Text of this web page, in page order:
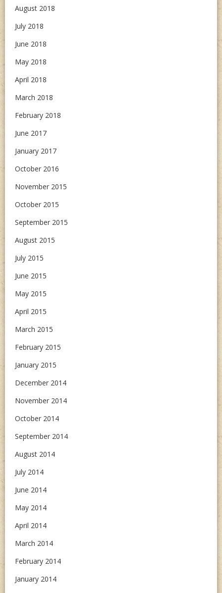
August 2018
July 2018
June 2018
May 2018
April 2018
March 2018
February 2018
June 2017
January 2017
October 2016
November 2015
October 2015
September 2015
August 2015
July 2015
June 2015
May 2015
April 2015
March 2015
February 2015
January 2015
December 2014
November 2014
October 2014
September 2014
August 2014
July 2014
June 2014
May 2014
April 2014
March 2014
February 2014
January 2014